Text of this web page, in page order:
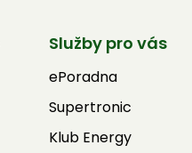
Služby pro vás
ePoradna
Supertronic
Klub Energy